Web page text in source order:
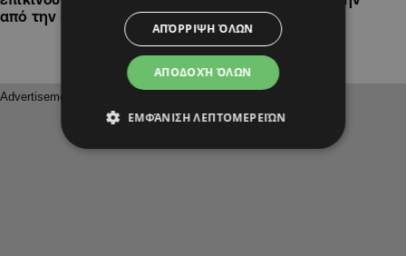
από την αγορά
κυπριακή αγορά
ΑΠΟΔΟΧΉ ΌΛΩΝ
ΑΠΌΡΡΙΨΗ ΌΛΩΝ
ΕΜΦΆΝΙΣΗ ΛΕΠΤΟΜΕΡΕΙΏΝ